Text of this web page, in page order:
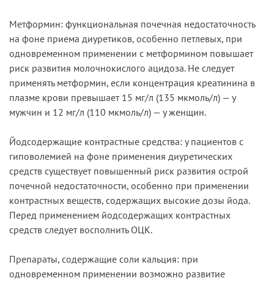
Метформин: функциональная почечная недостаточность
на фоне приема диуретиков, особенно петлевых, при
одновременном применении с метформином повышает
риск развития молочнокислого ацидоза. Не следует
применять метформин, если концентрация креатинина в
плазме крови превышает 15 мг/л (135 мкмоль/л) — у
мужчин и 12 мг/л (110 мкмоль/л) — у женщин.
Йодсодержащие контрастные средства: у пациентов с
гиповолемией на фоне применения диуретических
средств существует повышенный риск развития острой
почечной недостаточности, особенно при применении
контрастных веществ, содержащих высокие дозы йода.
Перед применением йодсодержащих контрастных
средств следует восполнить ОЦК.
Препараты, содержащие соли кальция: при
одновременном применении возможно развитие